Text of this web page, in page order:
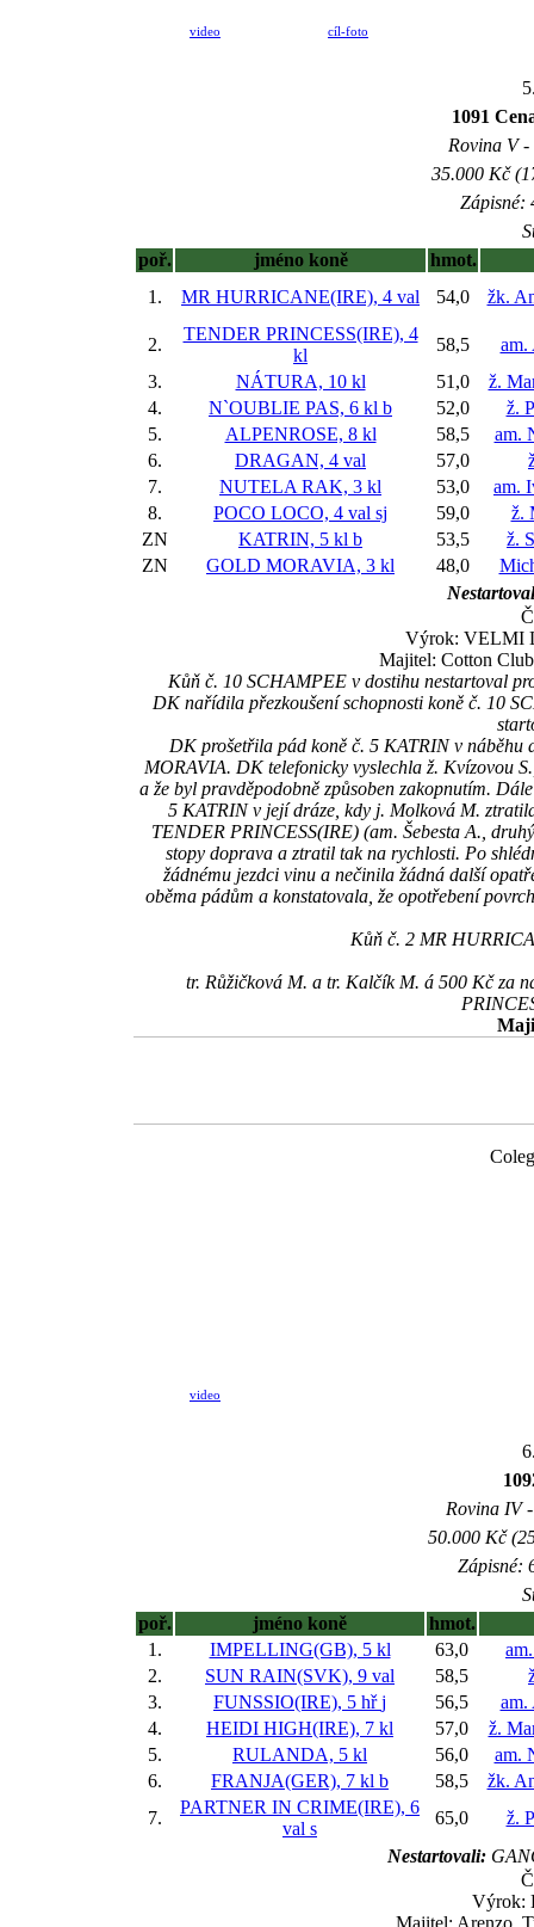
video cíl-foto
1091
Rovina V
35.000 Kč
Zápisné:
poř.
jméno koně
hmot.
1.
MR HURRICANE(IRE), 4 val 54,0 žk.
2.
TENDER PRINCESS(IRE), 4
kl
58,5
am.
3.
NÁTURA, 10 kl 51,0
ž.
4.
N`OUBLIE PAS, 6 kl b 52,0
ž.
5.
ALPENROSE, 8 kl 58,5
am.
6.
DRAGAN, 4 val 57,0
7.
NUTELA RAK, 3 kl 53,0
am.
8.
POCO LOCO, 4 val sj 59,0
ž.
ZN
KATRIN, 5 kl b 53,5
ž.
ZN
GOLD MORAVIA, 3 kl 48,0
Výrok: VELMI
Majitel: Cotton
Kůň č. 10 SCHAMPEE v dostihu nestartoval
DK nařídila přezkoušení schopnosti koně č. 10
DK prošetřila pád koně č. 5 KATRIN v náběhu
MORAVIA. DK telefonicky vyslechla ž. Kvízovou
a že byl pravděpodobně způsoben zakopnutím.
5 KATRIN v její dráze, kdy j. Molková M.
TENDER PRINCESS(IRE) (am. Šebesta A.,
stopy doprava a ztratil tak na rychlosti. Po
žádnému jezdci vinu a nečinila žádná další
oběma pádům a konstatovala, že opotřebení
Kůň č. 2 MR
tr. Růžičková M. a tr. Kalčík M. á 500 Kč za
video
Rovina IV
50.000 Kč
Zápisné:
poř.
jméno koně
hmot.
1.
IMPELLING(GB), 5 kl 63,0
2.
SUN RAIN(SVK), 9 val 58,5
3.
FUNSSIO(IRE), 5 hřj 56,5
am.
4.
HEIDI HIGH(IRE), 7 kl 57,0
ž.
5.
RULANDA, 5 kl 56,0
am.
6.
FRANJA(GER), 7 kl b 58,5
žk.
7.
PARTNER IN CRIME(IRE), 6
val s
65,0
ž.
Nestartovali:
Výrok:
Majitel: Arenzo,